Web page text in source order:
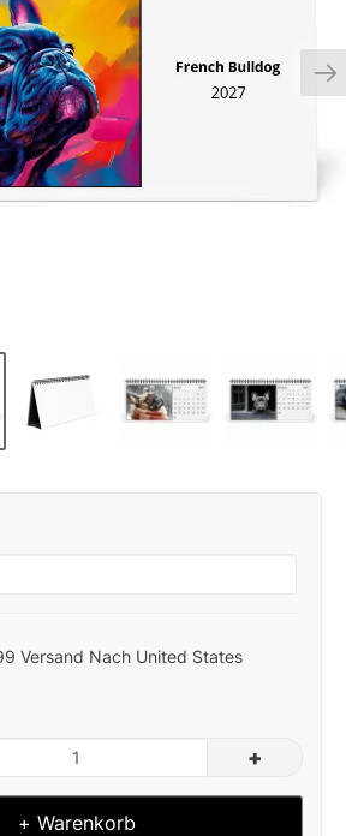
Versand Nach United States
+
+ Warenkorb